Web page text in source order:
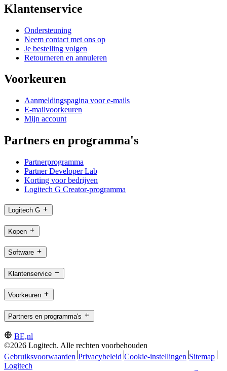
Klantenservice
Ondersteuning
Neem contact met ons op
Je bestelling volgen
Retourneren en annuleren
Voorkeuren
Aanmeldingspagina voor e-mails
E-mailvoorkeuren
Mijn account
Partners en programma's
Partnerprogramma
Partner Developer Lab
Korting voor bedrijven
Logitech G Creator-programma
Logitech G
Kopen
Software
Klantenservice
Voorkeuren
Partners en programma's
BE,nl
©2026 Logitech. Alle rechten voorbehouden
Gebruiksvoorwaarden Privacybeleid Cookie-instellingen Sitemap
Logitech